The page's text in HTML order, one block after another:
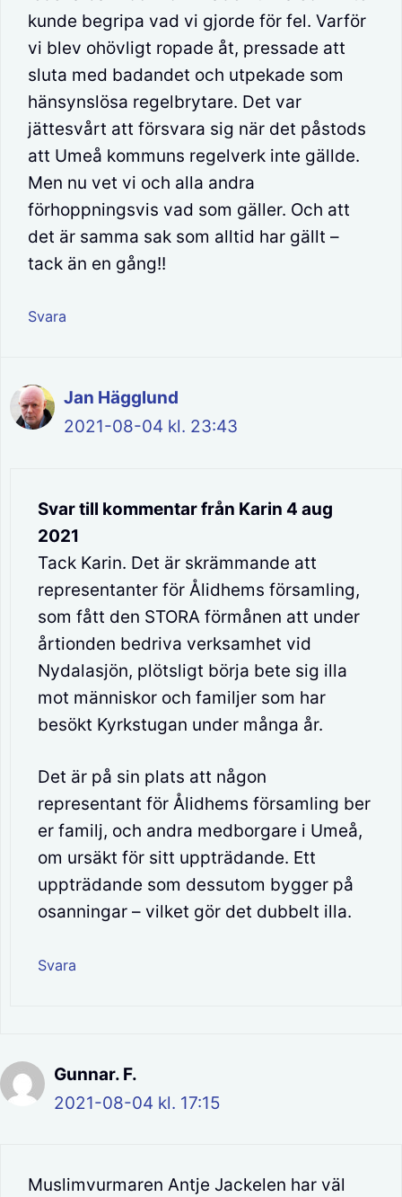
kunde begripa vad vi gjorde för fel. Varför
vi blev ohövligt ropade åt, pressade att
sluta med badandet och utpekade som
hänsynslösa regelbrytare. Det var
jättesvårt att försvara sig när det påstods
att Umeå kommuns regelverk inte gällde.
Men nu vet vi och alla andra
förhoppningsvis vad som gäller. Och att
det är samma sak som alltid har gällt –
tack än en gång!!
Svara
Jan Hägglund
2021-08-04 kl. 23:43
Svar till kommentar från Karin 4 aug
2021
Tack Karin. Det är skrämmande att
representanter för Ålidhems församling,
som fått den STORA förmånen att under
årtionden bedriva verksamhet vid
Nydalasjön, plötsligt börja bete sig illa
mot människor och familjer som har
besökt Kyrkstugan under många år.
Det är på sin plats att någon
representant för Ålidhems församling ber
er familj, och andra medborgare i Umeå,
om ursäkt för sitt uppträdande. Ett
uppträdande som dessutom bygger på
osanningar – vilket gör det dubbelt illa.
Svara
Gunnar. F.
2021-08-04 kl. 17:15
Muslimvurmaren Antje Jackelen har väl